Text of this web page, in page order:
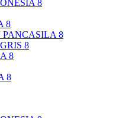
8
8
8
8
8
8